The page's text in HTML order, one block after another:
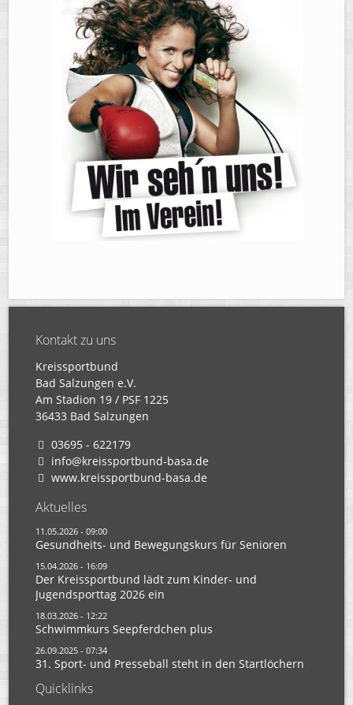
Kontakt zu uns
Kreissportbund
Bad Salzungen e.V.
Am Stadion 19 / PSF 1225
36433 Bad Salzungen
03695 - 622179
info@kreissportbund-basa.de
www.kreissportbund-basa.de
Aktuelles
11.05.2026 - 09:00
Gesundheits- und Bewegungskurs für Senioren
15.04.2026 - 16:09
Der Kreissportbund lädt zum Kinder- und
Jugendsporttag 2026 ein
18.03.2026 - 12:22
Schwimmkurs Seepferdchen plus
26.09.2025 - 07:34
31. Sport- und Presseball steht in den Startlöchern
Quicklinks